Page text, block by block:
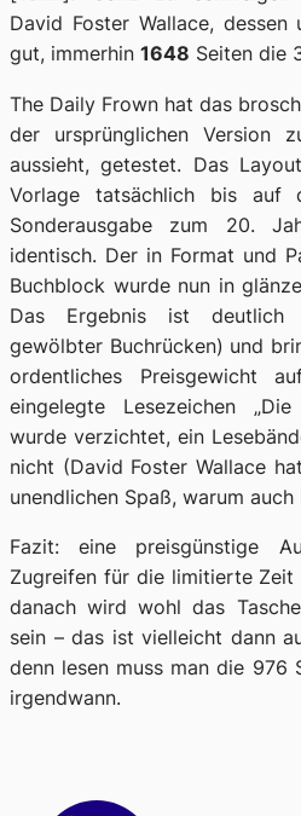
David Foster Wallace, dessen
gut, immerhin 1648 Seiten die
The Daily Frown hat das
der ursprünglichen Version
aussieht, getestet. Das
Vorlage tatsächlich bis auf
Sonderausgabe zum 20.
identisch. Der in Format und
Buchblock wurde nun in
Das Ergebnis ist deutlich
gewölbter Buchrücken) und
ordentliches Preisgewicht
eingelegte Lesezeichen
wurde verzichtet, ein
nicht (David Foster Wallace
unendlichen Spaß, warum auch
Fazit: eine preisgünstige
Zugreifen für die limitierte Zeit
danach wird wohl das
sein – das ist vielleicht dann
denn lesen muss man die 976
irgendwann.